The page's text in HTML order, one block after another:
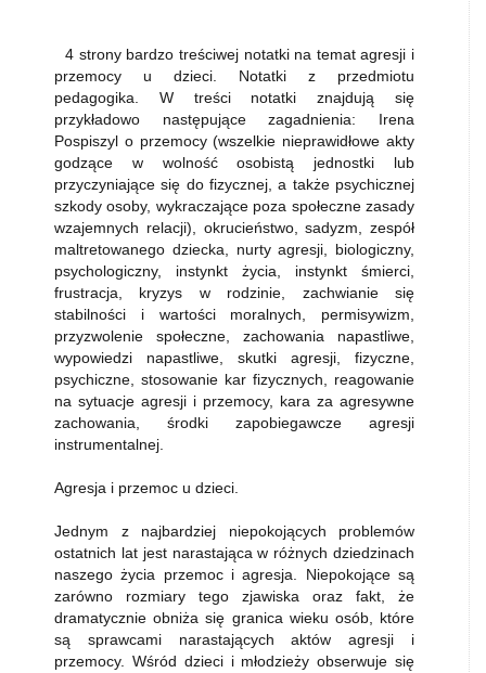
4 strony bardzo treściwej notatki na temat agresji i
przemocy u dzieci. Notatki z przedmiotu
pedagogika. W treści notatki znajdują się
przykładowo następujące zagadnienia: Irena
Pospiszyl o przemocy (wszelkie nieprawidłowe akty
godzące w wolność osobistą jednostki lub
przyczyniające się do fizycznej, a także psychicznej
szkody osoby, wykraczające poza społeczne zasady
wzajemnych relacji), okrucieństwo, sadyzm, zespół
maltretowanego dziecka, nurty agresji, biologiczny,
psychologiczny, instynkt życia, instynkt śmierci,
frustracja, kryzys w rodzinie, zachwianie się
stabilności i wartości moralnych, permisywizm,
przyzwolenie społeczne, zachowania napastliwe,
wypowiedzi napastliwe, skutki agresji, fizyczne,
psychiczne, stosowanie kar fizycznych, reagowanie
na sytuacje agresji i przemocy, kara za agresywne
zachowania, środki zapobiegawcze agresji
instrumentalnej.
Agresja i przemoc u dzieci.
Jednym z najbardziej niepokojących problemów
ostatnich lat jest narastająca w różnych dziedzinach
naszego życia przemoc i agresja. Niepokojące są
zarówno rozmiary tego zjawiska oraz fakt, że
dramatycznie obniża się granica wieku osób, które
są sprawcami narastających aktów agresji i
przemocy. Wśród dzieci i młodzieży obserwuje się